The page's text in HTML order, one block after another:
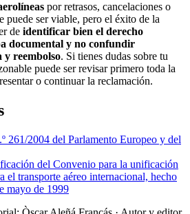
por retrasos, cancelaciones o
puede ser viable, pero el éxito de la
de identificar bien el derecho
documental y no confundir
y reembolso. Si tienes dudas sobre tu
puede ser revisar primero toda la
o continuar la reclamación.
261/2004 del Parlamento Europeo y del
del Convenio para la unificación
el transporte aéreo internacional, hecho
mayo de 1999